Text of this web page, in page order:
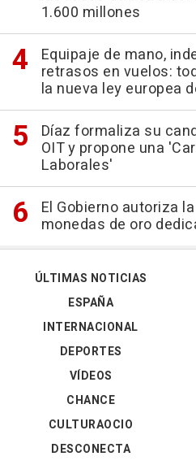
1.600 millones
Equipaje de mano,
retrasos en vuelos:
la nueva ley europea
Díaz formaliza su
OIT y propone una
Laborales'
El Gobierno autoriza
monedas de oro
ÚLTIMAS NOTICIAS
ESPAÑA
INTERNACIONAL
DEPORTES
VÍDEOS
CHANCE
CULTURAOCIO
DESCONECTA